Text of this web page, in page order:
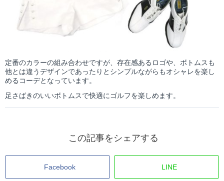
定番のカラーの組み合わせですが、存在感あるロゴや、ボトムスも
他とは違うデザインであったりとシンプルながらもオシャレを楽し
めるコーデとなっています。
足さばきのいいボトムスで快適にゴルフを楽しめます。
この記事をシェアする
Facebook LINE